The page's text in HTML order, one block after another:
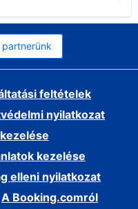
feltételek
nyilatkozat
kezelése
elleni nyilatkozat
A Booking.comról